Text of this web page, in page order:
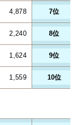
4,878 7位
2,240 8位
1,624 9位
1,559 10位